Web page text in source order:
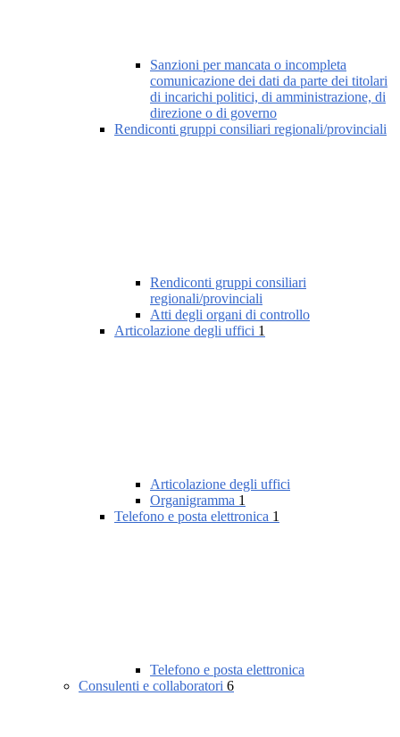
Sanzioni per mancata o incompleta
comunicazione dei dati da parte dei titolari
di incarichi politici, di amministrazione, di
direzione o di governo
Rendiconti gruppi consiliari regionali/provinciali
Rendiconti gruppi consiliari
regionali/provinciali
Atti degli organi di controllo
Articolazione degli uffici 1
Articolazione degli uffici
Organigramma 1
Telefono e posta elettronica 1
Telefono e posta elettronica
Consulenti e collaboratori 6